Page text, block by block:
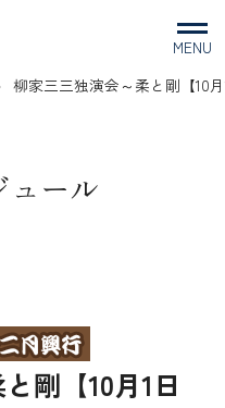
MENU
柳家三三独演会～柔と剛【10
ュール
剛【10月1日